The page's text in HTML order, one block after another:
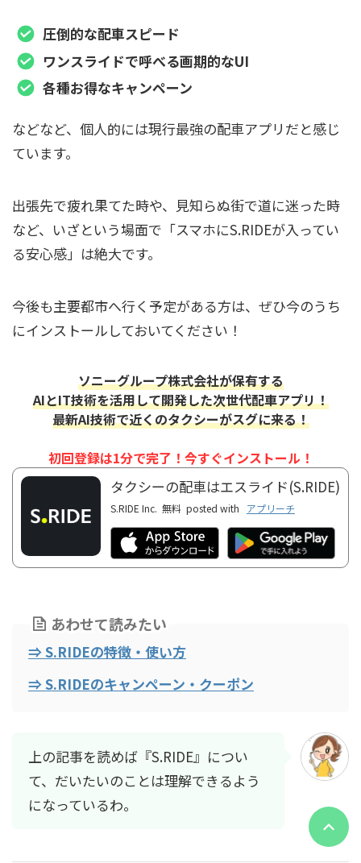
圧倒的な配車スピード
ワンスライドで呼べる画期的なUI
各種お得なキャンペーン
などなど、個人的には現行最強の配車アプリだと感じ
ています。
出張先で疲れ果てた時や、見知らぬ街で道に迷った時
など、いざという場面で「スマホにS.RIDEが入ってい
る安心感」は絶大です。
今後も主要都市へ行く予定がある方は、ぜひ今のうち
にインストールしておいてください！
ソニーグループ株式会社が保有する
AIとIT技術を活用して開発した次世代配車アプリ！
最新AI技術で近くのタクシーがスグに来る！
初回登録は1分で完了！今すぐインストール！
タクシーの配車はエスライド(S.RIDE)
S.RIDE Inc. 無料 posted with アプリーチ
あわせて読みたい
⇒ S.RIDEの特徴・使い方
⇒ S.RIDEのキャンペーン・クーポン
上の記事を読めば『S.RIDE』につい
て、だいたいのことは理解できるよう
になっているわ。